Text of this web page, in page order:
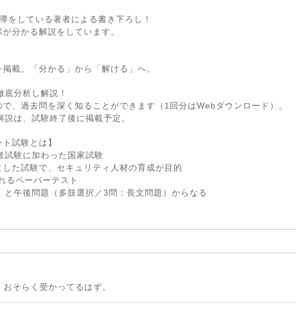
をしている著者による書き下ろし！
分かる解説をしています。
載。「分かる」から「解ける」へ。
底分析し解説！
、過去問を深く知ることができます（1回分はWebダウンロード）。
は、試験終了後に掲載予定。
試験とは】
試験に加わった国家試験
た試験で、セキュリティ人材の育成が目的
るペーパーテスト
と午後問題（多肢選択／3問：長文問題）からなる
そらく受かってるはず。